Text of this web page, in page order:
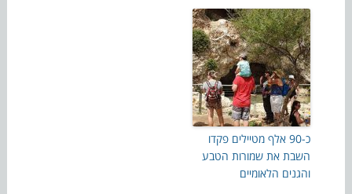
כ-90 אלף מטיילים פקדו
השבת את שמורות הטבע
והגנים הלאומיים